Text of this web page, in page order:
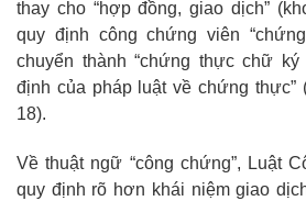
thay cho “hợp đồng, giao dịch”
quy định công chứng viên
chuyển thành “chứng thực chữ
định của pháp luật về chứng thực”
18).
Về thuật ngữ “công chứng”, Luật
quy định rõ hơn khái niệm giao